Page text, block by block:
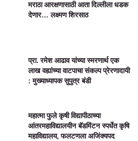
मराठा आरक्षणासाठी आता दिल्लीला धडक
देणार… लक्ष्मण शिरसाठ
प्रा. रमेश आढाव यांच्या स्मरणार्थ एक
लाख वह्यांच्या वाटपाचा संकल्प प्रेरणादायी
: मुख्याध्यापक सुपुत्र बंडी
महात्मा फुले कृषी विद्यापीठाच्या
आंतरमहाविद्यालयीन बॅडमिंटन स्पर्धेत कृषि
महाविद्यालय, फलटणला अजिंक्यपद